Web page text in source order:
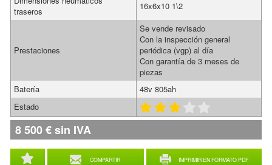
COMPARTIR IMPRIMIR EN FORMATO PDF
traseros
16x6x10 1\2
Prestaciones
Se vende revisado
Con la inspección general
periódica (vgp) al día
Con garantía de 3 meses de
piezas
Batería
48v 805ah
Estado
8 500€sin IVA